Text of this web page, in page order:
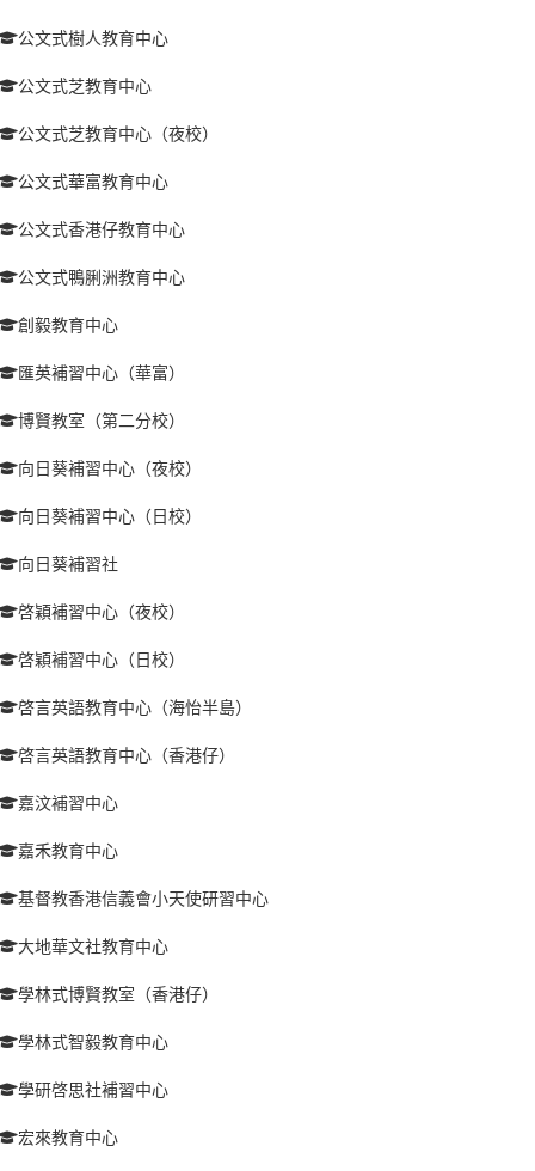
公文式樹人教育中心
公文式芝教育中心
公文式芝教育中心（夜校）
公文式華富教育中心
公文式香港仔教育中心
公文式鴨脷洲教育中心
創毅教育中心
匯英補習中心（華富）
博賢教室（第二分校）
向日葵補習中心（夜校）
向日葵補習中心（日校）
向日葵補習社
啓穎補習中心（夜校）
啓穎補習中心（日校）
啓言英語教育中心（海怡半島）
啓言英語教育中心（香港仔）
嘉汶補習中心
嘉禾教育中心
基督教香港信義會小天使研習中心
大地華文社教育中心
學林式博賢教室（香港仔）
學林式智毅教育中心
學研啓思社補習中心
宏來教育中心